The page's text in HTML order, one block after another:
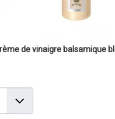
de vinaigre balsamique